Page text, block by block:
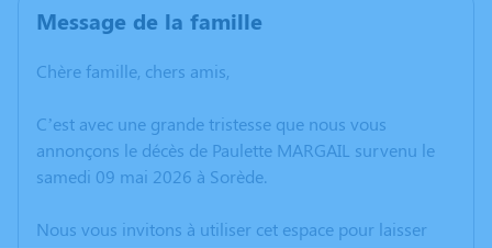
Message de la famille
Chère famille, chers amis,
C’est avec une grande tristesse que nous vous
annonçons le décès de Paulette MARGAIL survenu le
samedi 09 mai 2026 à Sorède.
Nous vous invitons à utiliser cet espace pour laisser